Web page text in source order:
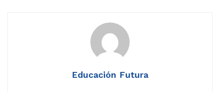
Educación Futura